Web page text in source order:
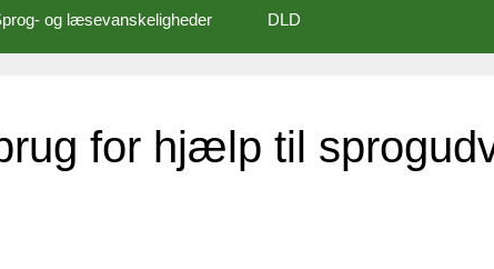
og læsevanskeligheder DLD
for hjælp til